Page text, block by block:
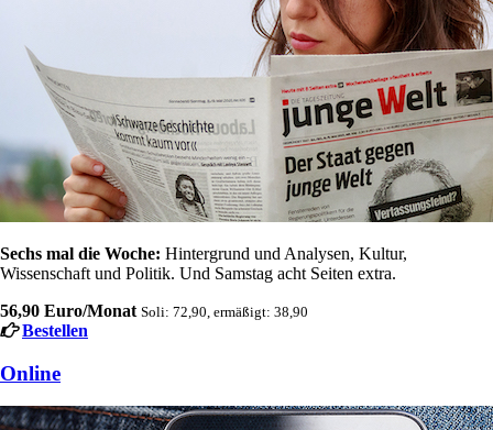
Sechs mal die Woche: Hintergrund und Analysen, Kultur,
Wissenschaft und Politik. Und Samstag acht Seiten extra.
56,90 Euro/Monat Soli: 72,90, ermäßigt: 38,90
Bestellen
Online